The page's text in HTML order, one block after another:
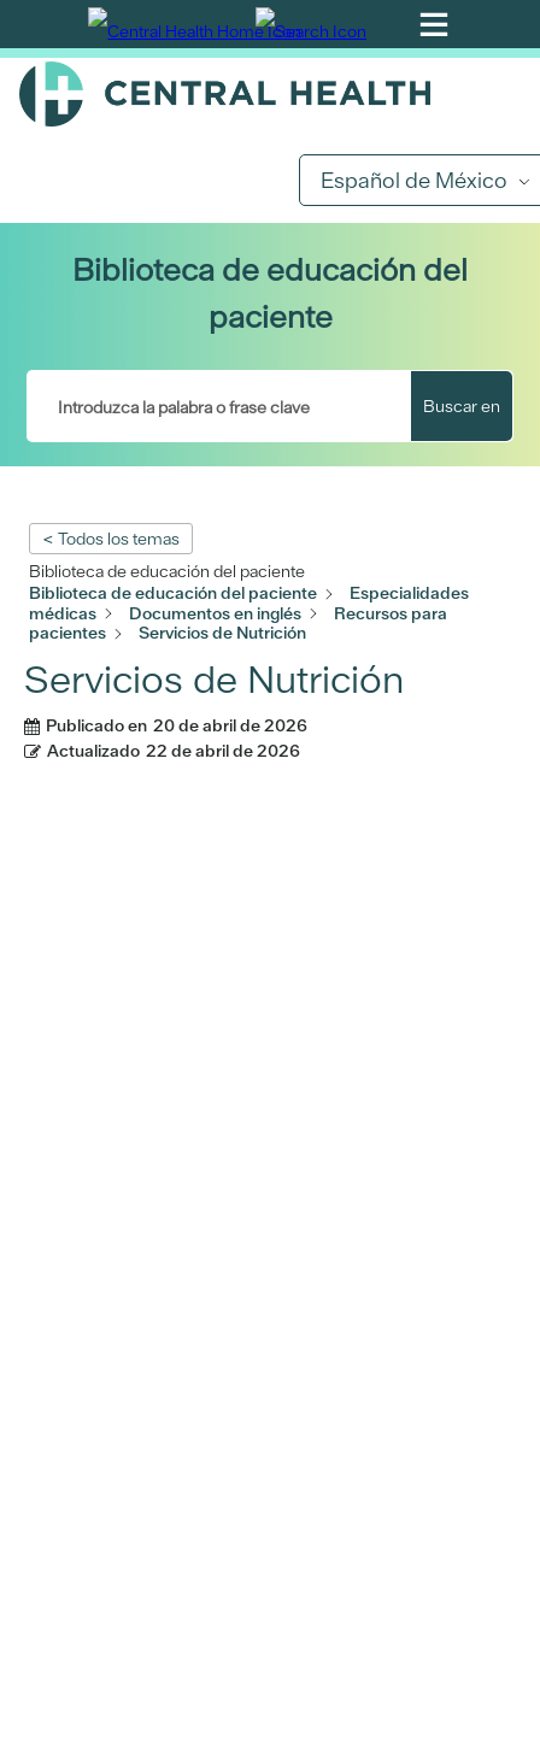
Ir
al
contenido
Español de México
Biblioteca de educación del
paciente
Buscar en
< Todos los temas
Biblioteca de educación del paciente
Biblioteca de educación del paciente
Especialidades
médicas
Documentos en inglés
Recursos para
pacientes
Servicios de Nutrición
Servicios de Nutrición
Publicado en 20 de abril de 2026
Actualizado 22 de abril de 2026